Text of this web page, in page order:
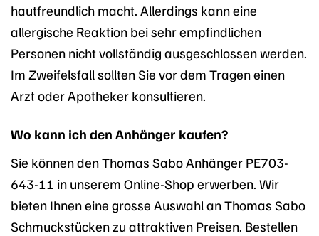
hautfreundlich macht. Allerdings kann eine
allergische Reaktion bei sehr empfindlichen
Personen nicht vollständig ausgeschlossen werden.
Im Zweifelsfall sollten Sie vor dem Tragen einen
Arzt oder Apotheker konsultieren.
Wo kann ich den Anhänger kaufen?
Sie können den Thomas Sabo Anhänger PE703-
643-11 in unserem Online-Shop erwerben. Wir
bieten Ihnen eine grosse Auswahl an Thomas Sabo
Schmuckstücken zu attraktiven Preisen. Bestellen